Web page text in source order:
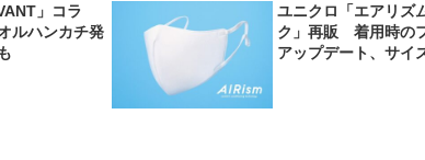
」コラ
ルハンカチ発
ユニクロ「エアリズ
ク」再販 着用時の
アップデート、サイ